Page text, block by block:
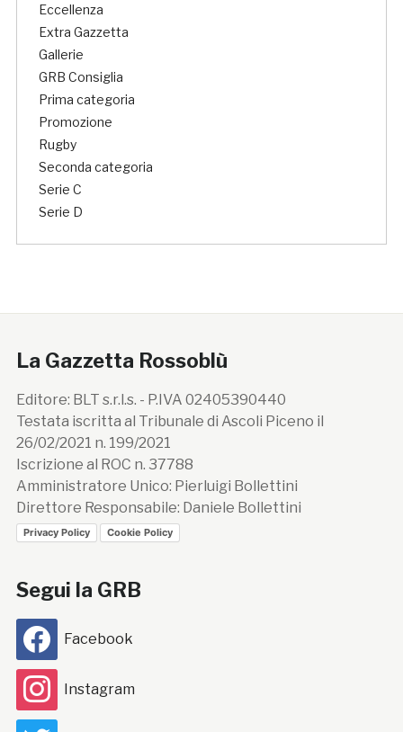
Eccellenza
Extra Gazzetta
Gallerie
GRB Consiglia
Prima categoria
Promozione
Rugby
Seconda categoria
Serie C
Serie D
La Gazzetta Rossoblù
Editore: BLT s.r.l.s. - P.IVA 02405390440
Testata iscritta al Tribunale di Ascoli Piceno il
26/02/2021 n. 199/2021
Iscrizione al ROC n. 37788
Amministratore Unico: Pierluigi Bollettini
Direttore Responsabile: Daniele Bollettini
Privacy Policy Cookie Policy
Segui la GRB
Facebook
Instagram